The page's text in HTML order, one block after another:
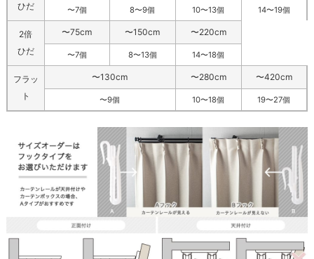
ひだ
〜7個 8〜9個 10〜13個 14〜19個
2倍
ひだ
〜75cm 〜150cm 〜220cm
〜7個 8〜13個 14〜18個
フラッ
ト
〜130cm 〜280cm 〜420cm
〜9個 10〜18個 19〜27個